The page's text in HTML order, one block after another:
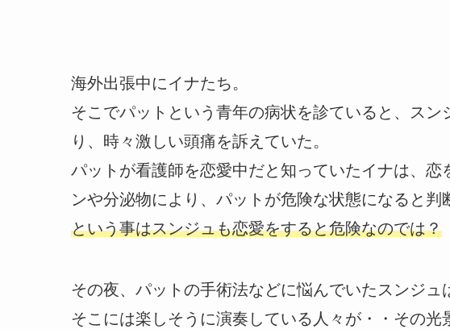
海外出張中にイナたち。
そこでパットという青年の病状を診ていると、ス
り、時々激しい頭痛を訴えていた。
パットが看護師を恋愛中だと知っていたイナは、
ンや分泌物により、パットが危険な状態になると判
という事はスンジュも恋愛をすると危険なのでは？
その夜、パットの手術法などに悩んでいたスンジュ
そこには楽しそうに演奏している人々が・・その